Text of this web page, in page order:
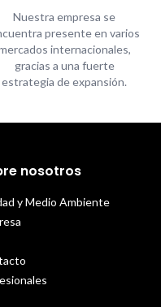
Nuestra empresa se
presente en varios
internacionales,
gracias a una fuerte
estrategia de expansión.
nosotros
y Medio Ambiente